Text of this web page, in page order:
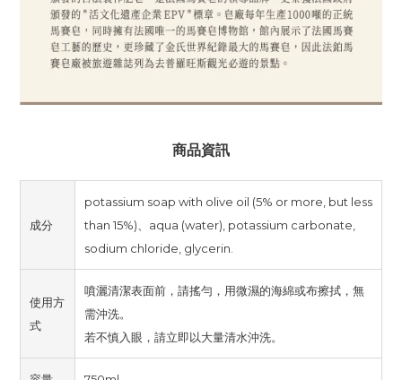
商品資訊
成分
potassium soap with olive oil (5% or more, but less
than 15%)、aqua (water), potassium carbonate,
sodium chloride, glycerin.
使用方
式
噴灑清潔表面前，請搖勻，用微濕的海綿或布擦拭，無
需沖洗。
若不慎入眼，請立即以大量清水沖洗。